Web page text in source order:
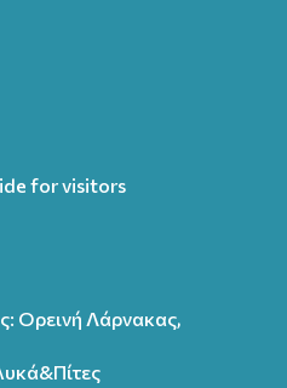
for visitors
Ορεινή Λάρνακας,